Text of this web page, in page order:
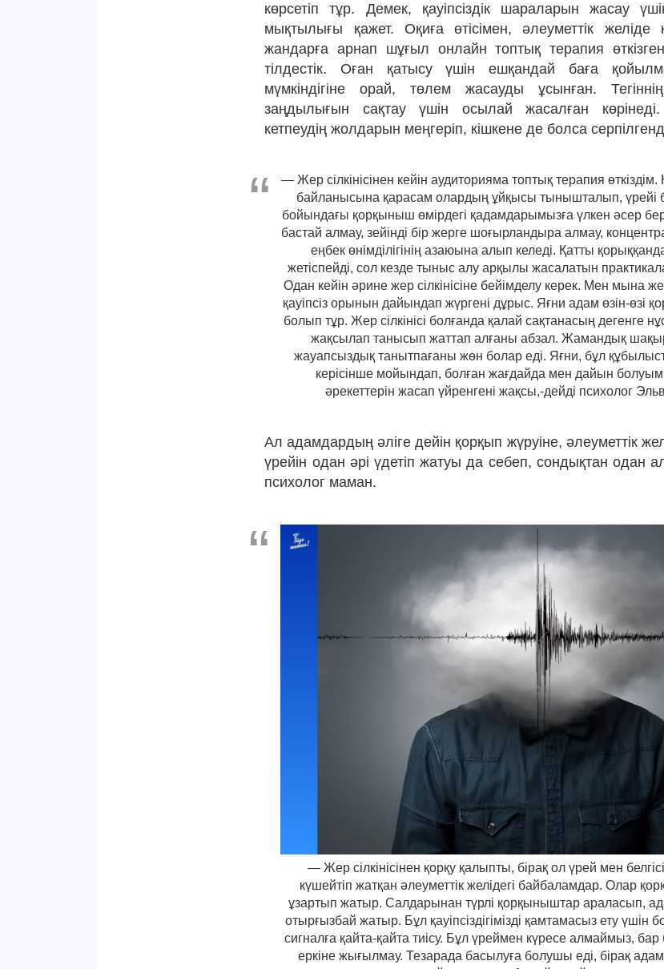
көрсетіп тұр. Демек, қауіпсіздік шараларын жасау
мықтылығы қажет. Оқиға өтісімен, әлеуметтік желіде
жандарға арнап шұғыл онлайн топтық терапия
тілдестік. Оған қатысу үшін ешқандай баға
мүмкіндігіне орай, төлем жасауды ұсынған.
заңдылығын сақтау үшін осылай жасалған
кетпеудің жолдарын меңгеріп, кішкене де болса
— Жер сілкінісінен кейін аудиторияма топтық терапия
байланысына қарасам олардың ұйқысы тынышталып, үрейі
бойындағы қорқыныш өмірдегі қадамдарымызға үлкен әсер
бастай алмау, зейінді бір жерге шоғырландыра алмау,
еңбек өнімділігінің азаюына алып келеді. Қатты
жетіспейді, сол кезде тыныс алу арқылы жасалатын
Одан кейін әрине жер сілкінісіне бейімделу керек. Мен мына
қауіпсіз орынын дайындап жүргені дұрыс. Яғни адам өзін-өзі
болып тұр. Жер сілкінісі болғанда қалай сақтанасың дегенге
жақсылап танысып жаттап алғаны абзал. Жамандық
жауапсыздық танытпағаны жөн болар еді. Яғни, бұл
керісінше мойындап, болған жағдайда мен дайын болуым
әрекеттерін жасап үйренгені жақсы,-дейді психолог
Ал адамдардың әліге дейін қорқып жүруіне, әлеуметтік
үрейін одан әрі үдетіп жатуы да себеп, сондықтан одан
психолог маман.
— Жер сілкінісінен қорқу қалыпты, бірақ ол үрей мен
күшейтіп жатқан әлеуметтік желідегі байбаламдар. Олар
ұзартып жатыр. Салдарынан түрлі қорқыныштар араласып,
отырғызбай жатыр. Бұл қауіпсіздігімізді қамтамасыз ету
сигналға қайта-қайта тиісу. Бұл үреймен күресе алмаймыз,
еркіне жығылмау. Тезарада басылуға болушы еді, бірақ